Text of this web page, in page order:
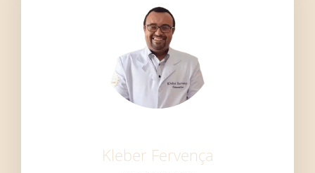
Kleber Fervença